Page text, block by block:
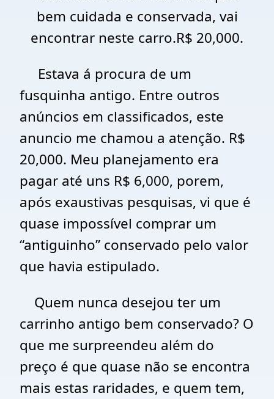
bem cuidada e conservada, vai
encontrar neste carro.R$ 20,000.
Estava á procura de um
fusquinha antigo. Entre outros
anúncios em classificados, este
anuncio me chamou a atenção. R$
20,000. Meu planejamento era
pagar até uns R$ 6,000, porem,
após exaustivas pesquisas, vi que é
quase impossível comprar um
“antiguinho” conservado pelo valor
que havia estipulado.
Quem nunca desejou ter um
carrinho antigo bem conservado? O
que me surpreendeu além do
preço é que quase não se encontra
mais estas raridades, e quem tem,